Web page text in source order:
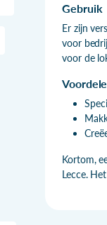
Gebruik
Er zijn
voor
voor de
Kortom,
Lecce.